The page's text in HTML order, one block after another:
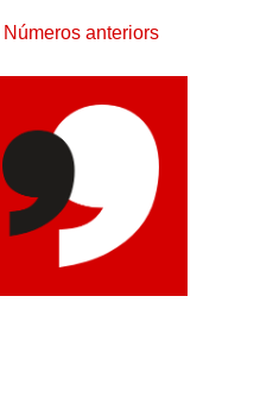
Números anteriors